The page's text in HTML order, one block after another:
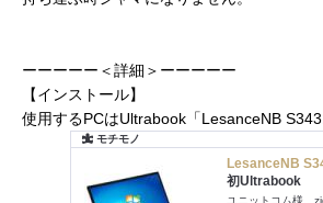
ーーーーー＜詳細＞ーーーーー
【インストール】
使用するPCはUltrabook「LesanceNB